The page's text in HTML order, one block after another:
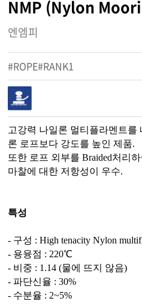
NMP (Nylon
엔엠피
#ROPE#RANK1
고강력 나일론 멀티플라멘트를
론 로프보다 강도를 높인 제품.
또한 로프 외부를 Braided처리
마찰에 대한 저항성이 우수.
특성
- 구성 : High tenacity Nylon
- 용융점 : 220℃
- 비중 : 1.14 (물에 뜨지 않음)
- 파단신율 : 30%
- 수분율 : 2~5%